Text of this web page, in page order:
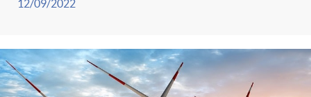
12/09/2022